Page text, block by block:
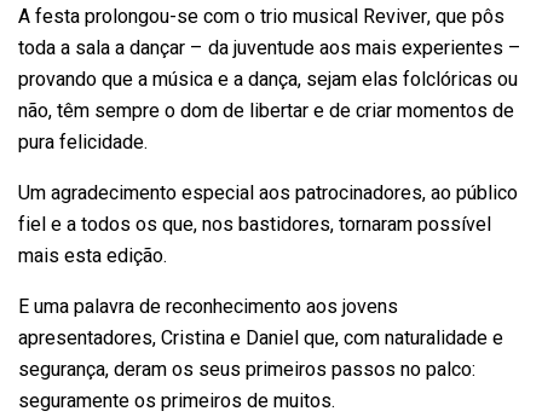
A festa prolongou-se com o trio musical Reviver, que pôs
toda a sala a dançar – da juventude aos mais experientes –
provando que a música e a dança, sejam elas folclóricas ou
não, têm sempre o dom de libertar e de criar momentos de
pura felicidade.
Um agradecimento especial aos patrocinadores, ao público
fiel e a todos os que, nos bastidores, tornaram possível
mais esta edição.
E uma palavra de reconhecimento aos jovens
apresentadores, Cristina e Daniel que, com naturalidade e
segurança, deram os seus primeiros passos no palco:
seguramente os primeiros de muitos.